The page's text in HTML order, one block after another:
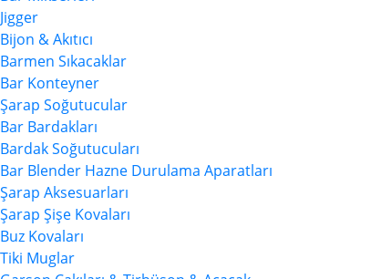
Jigger
Bijon & Akıtıcı
Barmen Sıkacaklar
Bar Konteyner
Şarap Soğutucular
Bar Bardakları
Bardak Soğutucuları
Bar Blender Hazne Durulama Aparatları
Şarap Aksesuarları
Şarap Şişe Kovaları
Buz Kovaları
Tiki Muglar